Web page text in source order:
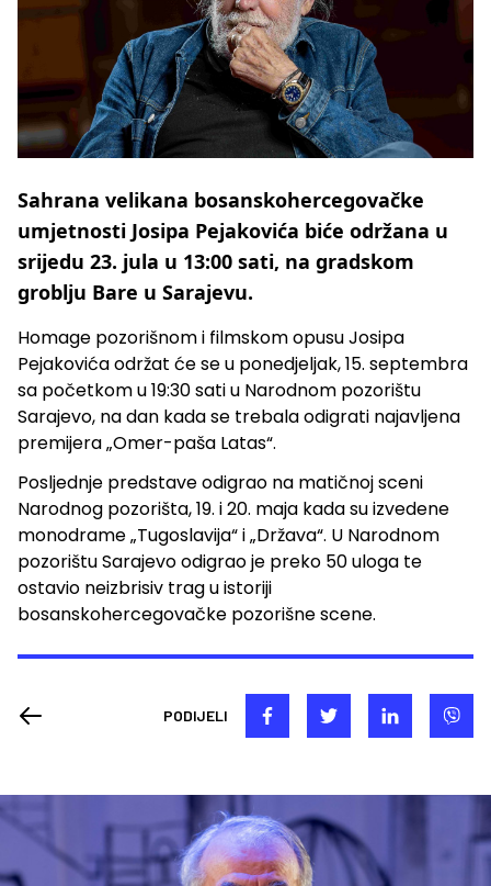
Sahrana velikana bosanskohercegovačke
umjetnosti Josipa Pejakovića biće održana u
srijedu 23. jula u 13:00 sati, na gradskom
groblju Bare u Sarajevu.
Homage pozorišnom i filmskom opusu Josipa
Pejakovića održat će se u ponedjeljak, 15. septembra
sa početkom u 19:30 sati u Narodnom pozorištu
Sarajevo, na dan kada se trebala odigrati najavljena
premijera „Omer-paša Latas“.
Posljednje predstave odigrao na matičnoj sceni
Narodnog pozorišta, 19. i 20. maja kada su izvedene
monodrame „Tugoslavija“ i „Država“. U Narodnom
pozorištu Sarajevo odigrao je preko 50 uloga te
ostavio neizbrisiv trag u istoriji
bosanskohercegovačke pozorišne scene.
PODIJELI